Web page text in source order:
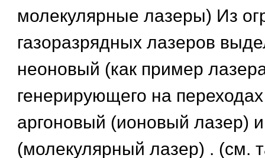
молекулярные лазеры) Из
газоразрядных лазеров
неоновый (как пример
генерирующего на
аргоновый (ионовый лазер)
(молекулярный лазер) . (см.